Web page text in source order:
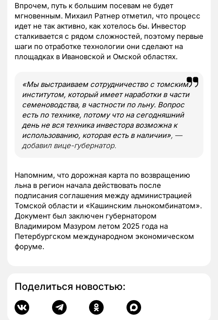
Впрочем, путь к большим посевам не будет
мгновенным. Михаил Ратнер отметил, что процесс
идет не так активно, как хотелось бы. Инвестор
сталкивается с рядом сложностей, поэтому первые
шаги по отработке технологии они сделают на
площадках в Ивановской и Омской областях.
«Мы выстраиваем сотрудничество с томским
институтом, который имеет наработки в части
семеноводства, в частности по льну. Вопрос
есть по технике, потому что на сегодняшний
день не вся техника инвестора возможна к
использованию, которая есть в наличии», —
добавил вице-губернатор.
Напомним, что дорожная карта по возвращению
льна в регион начала действовать после
подписания соглашения между администрацией
Томской области и «Кашинским льнокомбинатом».
Документ был заключен губернатором
Владимиром Мазуром летом 2025 года на
Петербургском международном экономическом
форуме.
Поделиться новостью: